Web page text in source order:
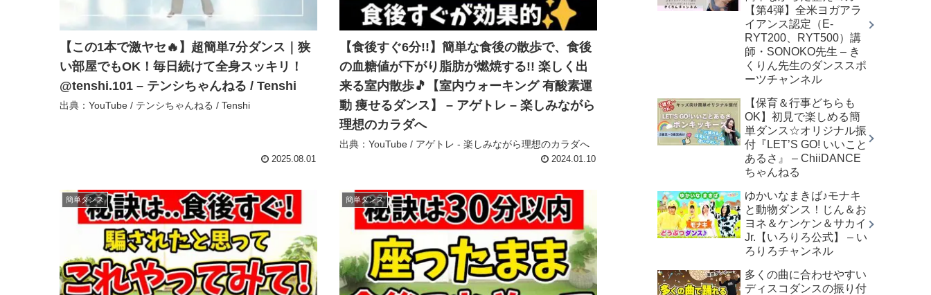
【この1本で激ヤセ🔥】超簡単7分ダンス｜狭
い部屋でもOK！毎日続けて全身スッキリ！
@tenshi.101 – テンシちゃんねる / Tenshi
出典：YouTube / テンシちゃんねる / Tenshi
2025.08.01
【食後すぐ6分!!】簡単な食後の散歩で、食後
の血糖値が下がり脂肪が燃焼する!! 楽しく出
来る室内散歩🎵【室内ウォーキング 有酸素運
動 痩せるダンス】 – アゲトレ – 楽しみながら
理想のカラダへ
出典：YouTube / アゲトレ - 楽しみながら理想のカラダへ
2024.01.10
簡単ダンス 簡単ダンス
【第4弾】全米ヨガアラ
イアンス認定（E-
RYT200、RYT500）講
師・SONOKO先生 – き
くりん先生のダンススポ
ーツチャンネル
【保育＆行事どちらも
OK】初見で楽しめる簡
単ダンス☆オリジナル振
付『LET’S GO! いいこと
あるさ』 – ChiiDANCE
ちゃんねる
ゆかいなまきば♪モナキ
と動物ダンス！じん＆お
ヨネ＆ケンケン＆サカイ
Jr.【いろりろ公式】 – い
ろりろチャンネル
多くの曲に合わせやすい
ディスコダンスの振り付